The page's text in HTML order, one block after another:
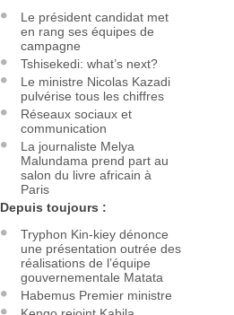
Le président candidat met
en rang ses équipes de
campagne
Tshisekedi: what’s next?
Le ministre Nicolas Kazadi
pulvérise tous les chiffres
Réseaux sociaux et
communication
La journaliste Melya
Malundama prend part au
salon du livre africain à
Paris
Depuis toujours :
Tryphon Kin-kiey dénonce
une présentation outrée des
réalisations de l’équipe
gouvernementale Matata
Habemus Premier ministre